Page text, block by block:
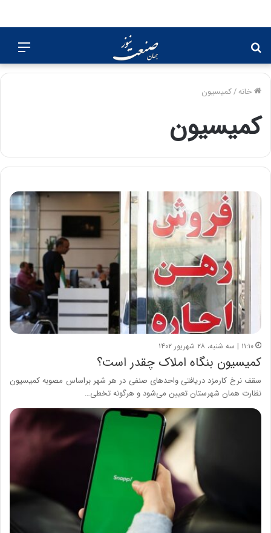
برای
خانه/کمیسیون
کمیسیون
۱۱:۱۰ | سه شنبه، ۲۸ شهریور ۱۴۰۲
کمیسیون بنگاه املاک چقدر است؟
سقف نرخ کارمزد دریافتی واحدهای صنفی در هر شهر براساس مصوبه کمیسیون
نظارت همان شهرستان تعیین می‌شود و هرگونه تخطی…